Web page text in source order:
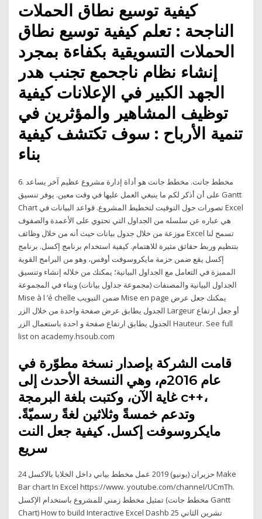
كيفية توسيع نطاق الحملات
الناجحة : تعلم كيفية توسيع نطاق
الحملات التسويقية بكفاءة بمجرد
إنشاء نظام ناجحمع تجنب هدر
الجهد الكبير في الإعلانات كيفية
توظيف المشاهير والمؤثرين في
تنمية الأرباح : سوف تكتشف كيفية
بناء
6. مخطط جانت. مخطط جانت هو أداة إدارة مشروع عظيم آخر يساعد
على أن أذكر لكم ما ينبغي العمل عليها في وقت معين. يوفر تنسيق Gantt
Chart تصورات حول التوقيت لتخطيط المشروع. قواعد البيانات في Excel
هي عباره عن سلسله من الجداول التي تحتوي على الأعمدة والصفوف
موزعة من خلال جدول بيانات حيث أنه من خلال وظائف Excel تسمح لنا
بتنظيم وربط حقائق مثيرة للاهتمام. كيفية استخدام برنامج إكسل. برنامج
إكسل يقع ضمن حزمة مايكروسوفت أوفس، وهو من البرامج القوية
المميزة في التعامل مع الجداول البيانية؛ يمكنك من خلاله إنشاء وتنسيق
الجداول البيانية والمصنفات (مجموعة جداول بيانات) وبناء في المجموعة
Mise à l ’é chelle ضمن التبويب Mise en page يمكنك جعل عرض
الجدول يطابق عرض صفحة واحدة من خلال الزر Largeur أو جعل ارتفاع
الجدول يطابق ارتفاع صفحة و احدة باستعمال الزر Hauteur. See full
list on academy.hsoub.com
قامت الشركة بإصدار نسخة مطوّرة في
عام 2016م، وهي النسخة الأحدث إلى
غاية الآن، وكتبت بلغة البرمجة c++،
وتدعم خمسةً وثلاثين لغةً رسميّةً.
مايكروسوفت إكسل. كيفية جعل النت
سريع
24 حزيران (يونيو) 2019 عمل مخطط بياني داخل الخلايا بالاكسل Make
Bar chart In Excel https://www. youtube.com/channel/UCmTh.
تمثيل مخطط زمني للمشروع باستخدام الإكسل (مخطط جانت Gantt
Chart) How to build Interactive Excel Dashb 25 تشرين الثاني